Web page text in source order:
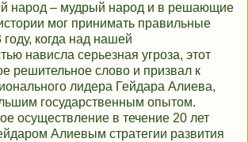
народ – мудрый народ и в решающие
мог принимать правильные
когда над нашей
нависла серьезная угроза, этот
решительное слово и призвал к
лидера Гейдара Алиева,
государственным опытом.
осуществление в течение 20 лет
Алиевым стратегии развития